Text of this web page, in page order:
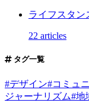
ライフスタン
22 articles
タグ一覧
#デザイン#コミュ
ジャーナリズム#地